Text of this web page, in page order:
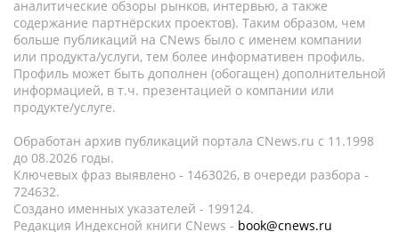
аналитические обзоры рынков, интервью, а также
содержание партнёрских проектов). Таким образом, чем
больше публикаций на CNews было с именем компании
или продукта/услуги, тем более информативен профиль.
Профиль может быть дополнен (обогащен) дополнительной
информацией, в т.ч. презентацией о компании или
продукте/услуге.
Обработан архив публикаций портала CNews.ru c 11.1998
до 08.2026 годы.
Ключевых фраз выявлено - 1463026, в очереди разбора -
724632.
Создано именных указателей - 199124.
Редакция Индексной книги CNews - book@cnews.ru